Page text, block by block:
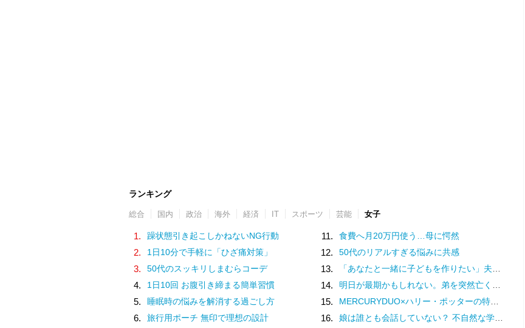
ランキング
総合 国内 政治 海外 経済 IT スポーツ 芸能 女子
1. 躁状態引き起こしかねないNG行動
2. 1日10分で手軽に「ひざ痛対策」
3. 50代のスッキリしまむらコーデ
4. 1日10回 お腹引き締まる簡単習慣
5. 睡眠時の悩みを解消する過ごし方
6. 旅行用ポーチ 無印で理想の設計
11. 食費へ月20万円使う…母に愕然
12. 50代のリアルすぎる悩みに共感
13. 「あなたと一緒に子どもを作りたい」夫の実家でアルバムを見て抱いた気持ち／子どもが欲しいかわかりません（17）
14. 明日が最期かもしれない。弟を突然亡くした私が「死」の準備をする理由
15. MERCURYDUO×ハリー・ポッターの特別コレクション♡魔法界を纏う限定アイテム登場
16. 娘は誰とも会話していない？ 不自然な学校での様子を話す担任は、さらに余計なことを／家族全員でいじめと戦うということ。（3）